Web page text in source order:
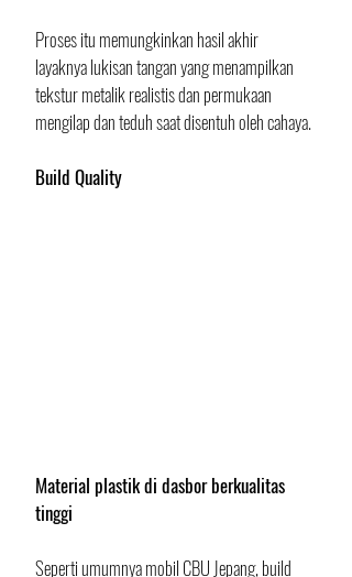
Proses itu memungkinkan hasil akhir
layaknya lukisan tangan yang menampilkan
tekstur metalik realistis dan permukaan
mengilap dan teduh saat disentuh oleh cahaya.
Build Quality
Material plastik di dasbor berkualitas
tinggi
Seperti umumnya mobil CBU Jepang, build